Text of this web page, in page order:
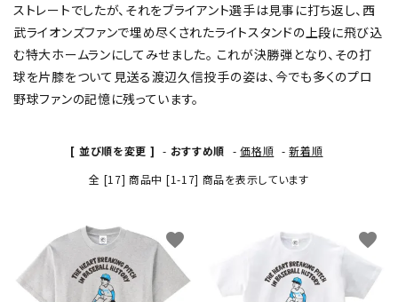
ストレートでしたが、それをブライアント選手は見事に打ち返し、西
武ライオンズファンで埋め尽くされたライトスタンドの上段に飛び込
む特大ホームランにしてみせました。 これが決勝弾となり、その打
球を片膝をついて見送る渡辺久信投手の姿は、今でも多くのプロ
野球ファンの記憶に残っています。
[ 並び順を変更 ] - おすすめ順 -価格順 -新着順
全 [17] 商品中 [1-17] 商品を表示しています
favorite favorite